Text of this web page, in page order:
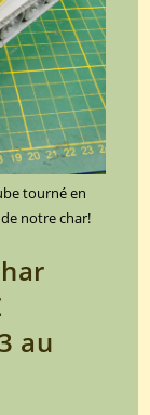
tourné en
notre char!
au